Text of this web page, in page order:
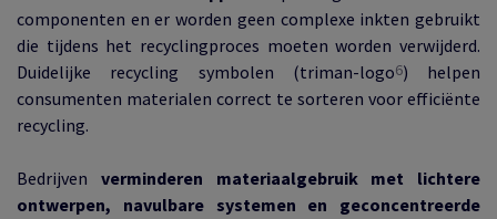
componenten en er worden geen complexe inkten gebruikt
die tijdens het recyclingproces moeten worden verwijderd.
Duidelijke recycling symbolen (triman-logo6) helpen
consumenten materialen correct te sorteren voor efficiënte
recycling.
Bedrijven verminderen materiaalgebruik met lichtere
ontwerpen, navulbare systemen en geconcentreerde